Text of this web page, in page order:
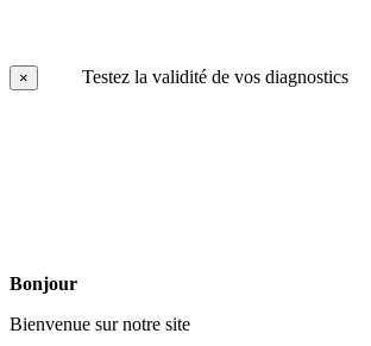
× Testez la validité de vos diagnostics
Bonjour
Bienvenue sur notre site